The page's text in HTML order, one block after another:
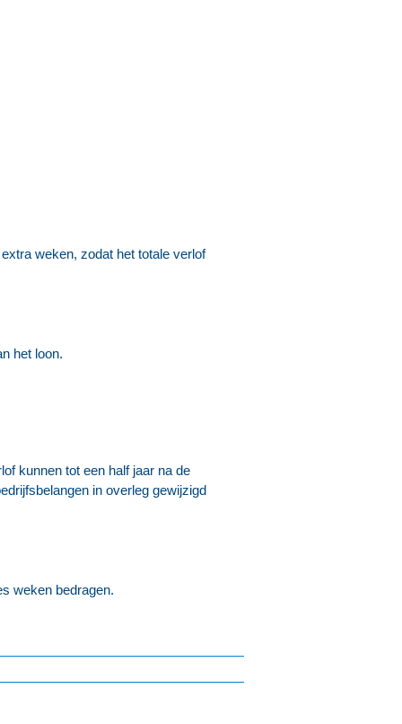
weken, zodat het totale verlof
het loon.
kunnen tot een half jaar na de
in overleg gewijzigd
weken bedragen.